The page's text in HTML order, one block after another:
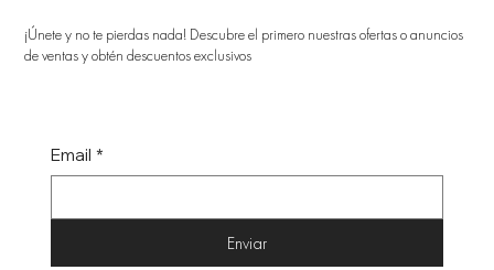
¡Únete y no te pierdas nada! Descubre el primero nuestras ofertas o anuncios
de ventas y obtén descuentos exclusivos
Email *
Enviar